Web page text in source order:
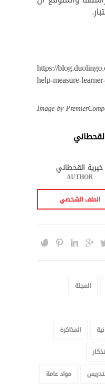
https://
help-measure-
Image by
خيرية القحطاني
AUTHOR
الملف الشخصي
المجلة
المذاكرة
مواد عامة